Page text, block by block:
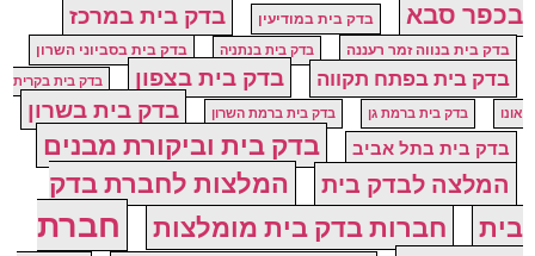
בכפר סבא
בדק בית במודיעין בדק בית במרכז
בדק בית בנווה זמר רעננה בדק בית בנתניה בדק בית בסביוני השרון
בדק בית בפתח תקווה בדק בית בצפון בדק בית בקרית
אונו בדק בית ברמת גן בדק בית ברמת השרון בדק בית בשרון
בדק בית בתל אביב בדק בית וביקורת מבנים
המלצה לבדק בית
המלצות לחברת בדק
בית
חברות בדק בית מומלצות
חברת